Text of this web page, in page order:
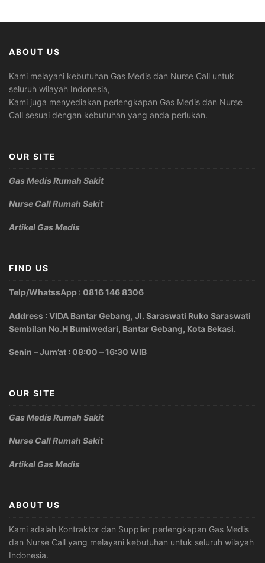
ABOUT US
Kami melayani kebutuhan Gas Medis dan Nurse Call untuk
seluruh wilayah Indonesia,
Kami juga menyediakan perlengkapan Gas Medis dan Nurse
Call sesuai dengan kebutuhan yang anda perlukan.
OUR SITE
Gas Medis Rumah Sakit
Nurse Call Rumah Sakit
Artikel Gas Medis
FIND US
Telp/WhatssApp : 0816 146 8306
Address : VIDA Bantar Gebang, Jl. Saraswati Ruko Saraswati
Sembilan No.H Bumiwedari, Bantar Gebang, Kota Bekasi.
Senin – Jum’at : 08:00 – 16:30 WIB
OUR SITE
Gas Medis Rumah Sakit
Nurse Call Rumah Sakit
Artikel Gas Medis
ABOUT US
Kami adalah Kontraktor dan Supplier perlengkapan Gas Medis
dan Nurse Call yang melayani kebutuhan untuk seluruh wilayah
Indonesia.